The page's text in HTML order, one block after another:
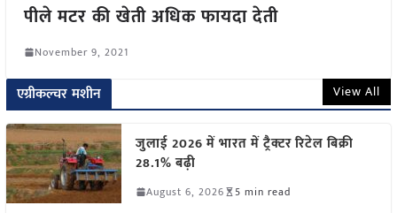
पीले मटर की खेती अधिक फायदा देती
November 9, 2021
एग्रीकल्चर मशीन View All
जुलाई 2026 में भारत में ट्रैक्टर रिटेल बिक्री
28.1% बढ़ी
August 6, 2026 5 min read